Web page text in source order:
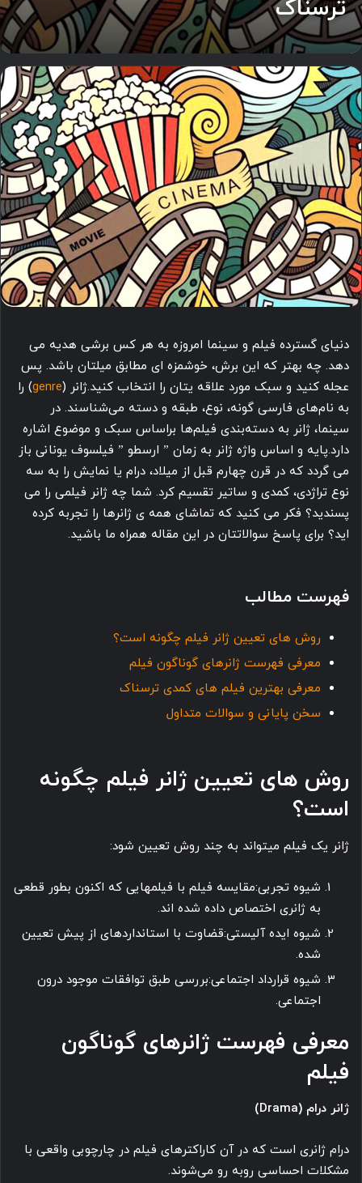
ترسناک
دنیای گسترده فیلم و سینما امروزه به هر کس برشی هدیه می
دهد. چه بهتر که این برش، خوشمزه ای مطابق میلتان باشد. پس
عجله کنید و سبک مورد علاقه یتان را انتخاب کنید.ژانر (genre) را
به نام‌های فارسی گونه، نوع، طبقه و دسته می‌شناسند. در
سینما، ژانر به دسته‌بندی فیلم‌ها براساس سبک و موضوع اشاره
دارد.پایه و اساس واژه ژانر به زمان ” ارسطو ” فیلسوف یونانی باز
می گردد که در قرن چهارم قبل از میلاد، درام یا نمایش را به سه
نوع تراژدی، کمدی و ساتیر تقسیم کرد. شما چه ژانر فیلمی را می
پسندید؟ فکر می کنید که تماشای همه ی ژانرها را تجربه کرده
اید؟ برای پاسخ سوالاتتان در این مقاله همراه ما باشید.
فهرست مطالب
روش های تعیین ژانر فیلم چگونه است؟
معرفی فهرست ژانرهای گوناگون فیلم
معرفی بهترین فیلم های کمدی ترسناک
سخن پایانی و سوالات متداول
روش های تعیین ژانر فیلم چگونه
است؟
ژانر یک فیلم میتواند به چند روش تعیین شود:
شیوه تجربی:مقایسه فیلم با فیلمهایی که اکنون بطور قطعی
به ژانری اختصاص داده شده اند.
شیوه ایده آلیستی:قضاوت با استانداردهای از پیش تعیین
شده.
شیوه قرارداد اجتماعی:بررسی طبق توافقات موجود درون
اجتماعی.
معرفی فهرست ژانرهای گوناگون
فیلم
ژانر درام (Drama)
درام ژانری است که در آن کاراکترهای فیلم در چارچوبی واقعی با
مشکلات احساسی روبه رو می‌شوند.